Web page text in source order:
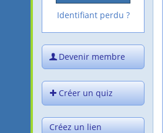
Identifiant perdu ?
Devenir membre
Créer un quiz
Créez un lien